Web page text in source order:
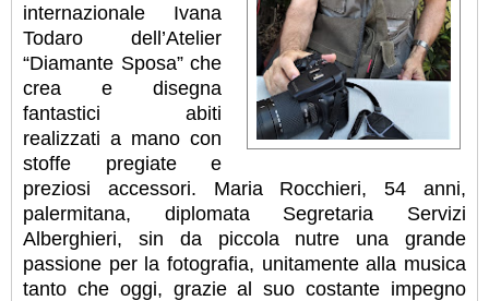
internazionale Ivana
Todaro dell’Atelier
“Diamante Sposa” che
crea e disegna
fantastici abiti
realizzati a mano con
stoffe pregiate e
preziosi accessori. Maria Rocchieri, 54 anni,
palermitana, diplomata Segretaria Servizi
Alberghieri, sin da piccola nutre una grande
passione per la fotografia, unitamente alla musica
tanto che oggi, grazie al suo costante impegno